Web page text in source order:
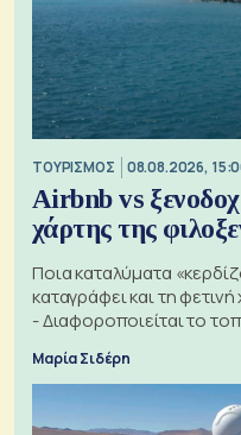
ΤΟΥΡΙΣΜΟΣ 08.08.2026,
Airbnb vs
χάρτης της
Ποια καταλύματα
καταγράφει και τη
- Διαφοροποιείται το
Μαρία Σιδέρη